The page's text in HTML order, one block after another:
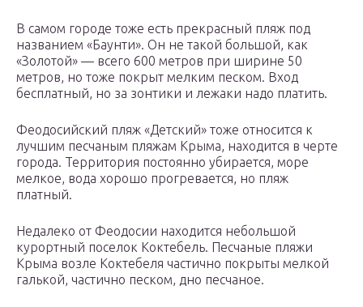
В самом городе тоже есть прекрасный пляж под
названием «Баунти». Он не такой большой, как
«Золотой» — всего 600 метров при ширине 50
метров, но тоже покрыт мелким песком. Вход
бесплатный, но за зонтики и лежаки надо платить.
Феодосийский пляж «Детский» тоже относится к
лучшим песчаным пляжам Крыма, находится в черте
города. Территория постоянно убирается, море
мелкое, вода хорошо прогревается, но пляж
платный.
Недалеко от Феодосии находится небольшой
курортный поселок Коктебель. Песчаные пляжи
Крыма возле Коктебеля частично покрыты мелкой
галькой, частично песком, дно песчаное.